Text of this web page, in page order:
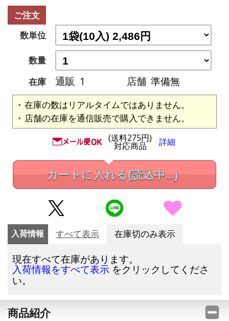
ご注文
数単位
数量
在庫
通販 1 店舗 準備無
在庫の数はリアルタイムではありません。
店舗の在庫を通信販売で購入できません。
(送料275円)
対応商品 詳細
カートに入れる(読込中...)
入荷情報 すべて表示 在庫切のみ表示
現在すべて在庫があります。
入荷情報をすべて表示 をクリックしてくださ
い。
商品紹介